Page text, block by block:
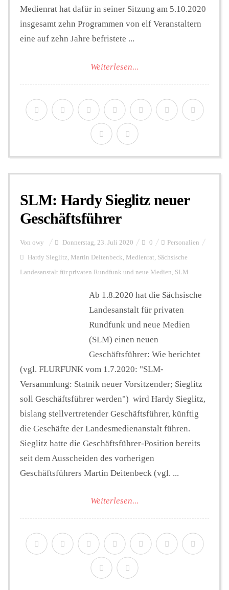
Medienrat hat dafür in seiner Sitzung am 5.10.2020
insgesamt zehn Programmen von elf Veranstaltern
eine auf zehn Jahre befristete ...
Weiterlesen...
SLM: Hardy Sieglitz neuer
Geschäftsführer
Von owy Donnerstag, 23. Juli 2020 0 Personalien
Hardy Sieglitz, Martin Deitenbeck, Medienrat, Sächsische
Landesanstalt für privaten Rundfunk und neue Medien, SLM
Ab 1.8.2020 hat die Sächsische
Landesanstalt für privaten
Rundfunk und neue Medien
(SLM) einen neuen
Geschäftsführer: Wie berichtet
(vgl. FLURFUNK vom 1.7.2020: "SLM-
Versammlung: Statnik neuer Vorsitzender; Sieglitz
soll Geschäftsführer werden") wird Hardy Sieglitz,
bislang stellvertretender Geschäftsführer, künftig
die Geschäfte der Landesmedienanstalt führen.
Sieglitz hatte die Geschäftsführer-Position bereits
seit dem Ausscheiden des vorherigen
Geschäftsführers Martin Deitenbeck (vgl. ...
Weiterlesen...